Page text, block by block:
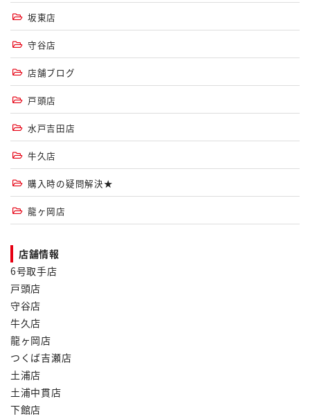
坂東店
守谷店
店舗ブログ
戸頭店
水戸吉田店
牛久店
購入時の疑問解決★
龍ヶ岡店
店舗情報
6号取手店
戸頭店
守谷店
牛久店
龍ヶ岡店
つくば吉瀬店
土浦店
土浦中貫店
下館店